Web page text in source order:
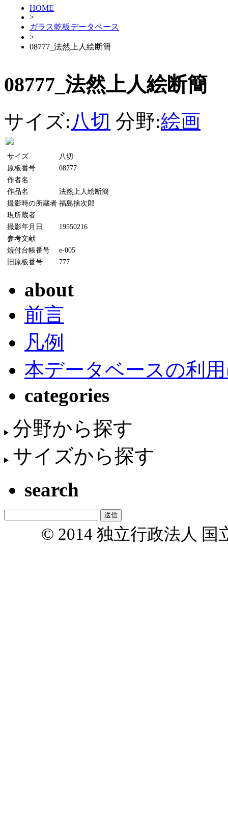
HOME
>
ガラス乾板データベース
>
08777_法然上人絵断簡
08777_法然上人絵断簡
サイズ:八切 分野:絵画
サイズ
八切
原板番号
08777
作者名
作品名
法然上人絵断簡
撮影時の所蔵者 福島捨次郎
現所蔵者
撮影年月日
19550216
参考文献
焼付台帳番号
e-005
旧原板番号
777
about
前言
凡例
本データベースの利
categories
分野から探す
サイズから探す
search
© 2014 独立行政法人 国